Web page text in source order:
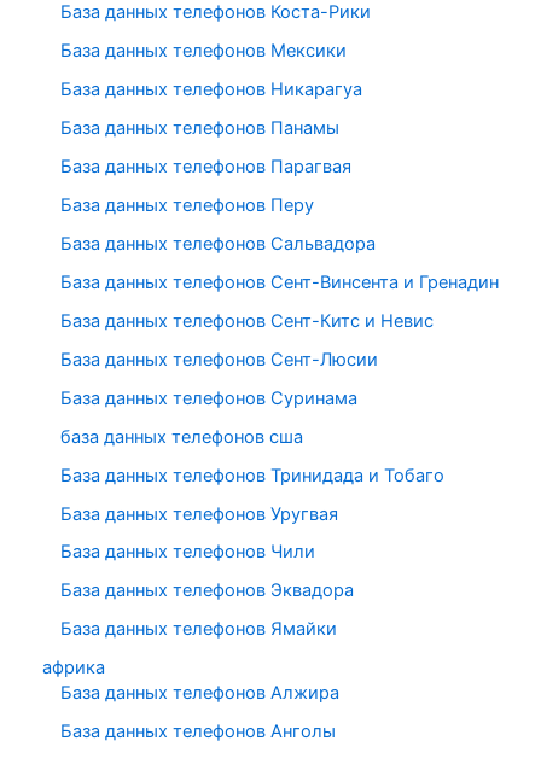
База данных телефонов Коста-Рики
База данных телефонов Мексики
База данных телефонов Никарагуа
База данных телефонов Панамы
База данных телефонов Парагвая
База данных телефонов Перу
База данных телефонов Сальвадора
База данных телефонов Сент-Винсента и Гренадин
База данных телефонов Сент-Китс и Невис
База данных телефонов Сент-Люсии
База данных телефонов Суринама
база данных телефонов сша
База данных телефонов Тринидада и Тобаго
База данных телефонов Уругвая
База данных телефонов Чили
База данных телефонов Эквадора
База данных телефонов Ямайки
африка
База данных телефонов Алжира
База данных телефонов Анголы